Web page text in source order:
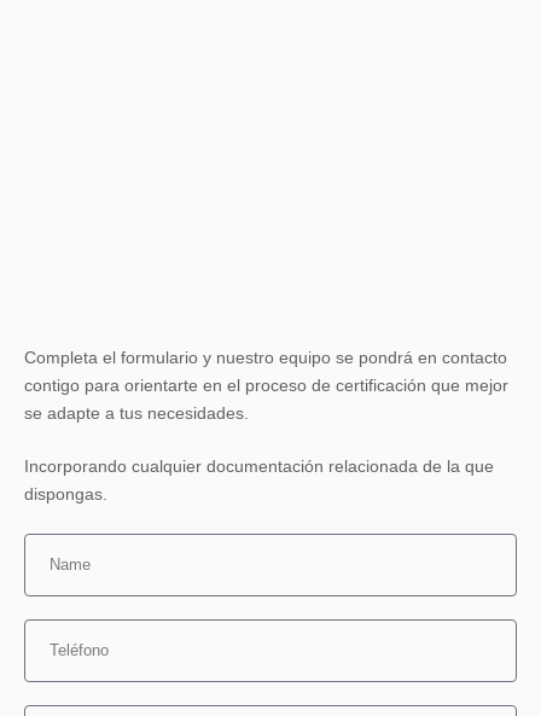
Completa el formulario y nuestro equipo se pondrá en contacto
contigo para orientarte en el proceso de certificación que mejor
se adapte a tus necesidades.
Incorporando cualquier documentación relacionada de la que
dispongas.